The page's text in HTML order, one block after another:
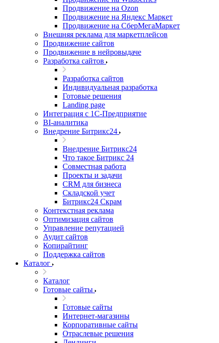
Продвижение на Ozon
Продвижение на Яндекс Маркет
Продвижение на СберМегаМаркет
Внешняя реклама для маркетплейсов
Продвижение сайтов
Продвижение в нейровыдаче
Разработка сайтов
Разработка сайтов
Индивидуальная разработка
Готовые решения
Landing page
Интеграция с 1С-Предприятие
BI-аналитика
Внедрение Битрикс24
Внедрение Битрикс24
Что такое Битрикс 24
Совместная работа
Проекты и задачи
СRМ для бизнеса
Складской учет
Битрикс24 Скрам
Контекстная реклама
Оптимизация сайтов
Управление репутацией
Аудит сайтов
Копирайтинг
Поддержка сайтов
Каталог
Каталог
Готовые сайты
Готовые сайты
Интернет-магазины
Корпоративные сайты
Отраслевые решения